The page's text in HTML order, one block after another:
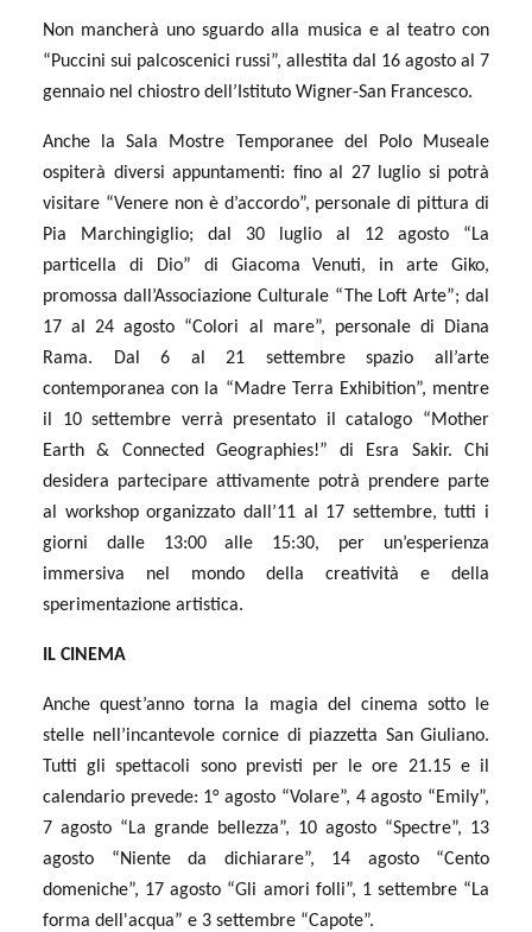
Non mancherà uno sguardo alla musica e al teatro con
“Puccini sui palcoscenici russi”, allestita dal 16 agosto al 7
gennaio nel chiostro dell’Istituto Wigner-San Francesco.
Anche la Sala Mostre Temporanee del Polo Museale
ospiterà diversi appuntamenti: fino al 27 luglio si potrà
visitare “Venere non è d’accordo”, personale di pittura di
Pia Marchingiglio; dal 30 luglio al 12 agosto “La
particella di Dio” di Giacoma Venuti, in arte Giko,
promossa dall’Associazione Culturale “The Loft Arte”; dal
17 al 24 agosto “Colori al mare”, personale di Diana
Rama. Dal 6 al 21 settembre spazio all’arte
contemporanea con la “Madre Terra Exhibition”, mentre
il 10 settembre verrà presentato il catalogo “Mother
Earth & Connected Geographies!” di Esra Sakir. Chi
desidera partecipare attivamente potrà prendere parte
al workshop organizzato dall’11 al 17 settembre, tutti i
giorni dalle 13:00 alle 15:30, per un’esperienza
immersiva nel mondo della creatività e della
sperimentazione artistica.
IL CINEMA
Anche quest’anno torna la magia del cinema sotto le
stelle nell’incantevole cornice di piazzetta San Giuliano.
Tutti gli spettacoli sono previsti per le ore 21.15 e il
calendario prevede: 1° agosto “Volare”, 4 agosto “Emily”,
7 agosto “La grande bellezza”, 10 agosto “Spectre”, 13
agosto “Niente da dichiarare”, 14 agosto “Cento
domeniche”, 17 agosto “Gli amori folli”, 1 settembre “La
forma dell'acqua” e 3 settembre “Capote”.